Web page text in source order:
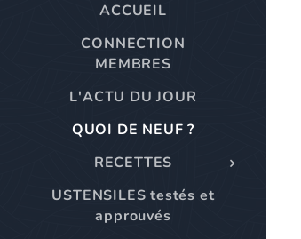
ACCUEIL
CONNECTION
MEMBRES
L'ACTU DU JOUR
QUOI DE NEUF ?
RECETTES
USTENSILES testés et
approuvés